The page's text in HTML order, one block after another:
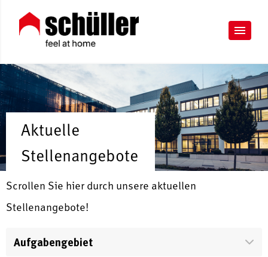
Aktuelle
Stellenangebote
Scrollen Sie hier durch unsere aktuellen
Stellenangebote!
Aufgabengebiet